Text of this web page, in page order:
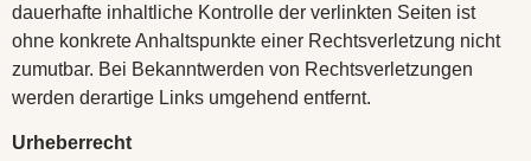
dauerhafte inhaltliche Kontrolle der verlinkten Seiten ist
ohne konkrete Anhaltspunkte einer Rechtsverletzung nicht
zumutbar. Bei Bekanntwerden von Rechtsverletzungen
werden derartige Links umgehend entfernt.
Urheberrecht